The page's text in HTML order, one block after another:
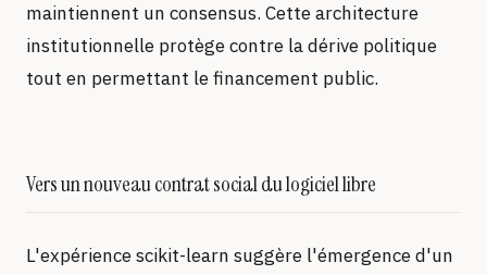
maintiennent un consensus. Cette architecture
institutionnelle protège contre la dérive politique
tout en permettant le financement public.
Vers un nouveau contrat social du logiciel libre
L'expérience scikit-learn suggère l'émergence d'un